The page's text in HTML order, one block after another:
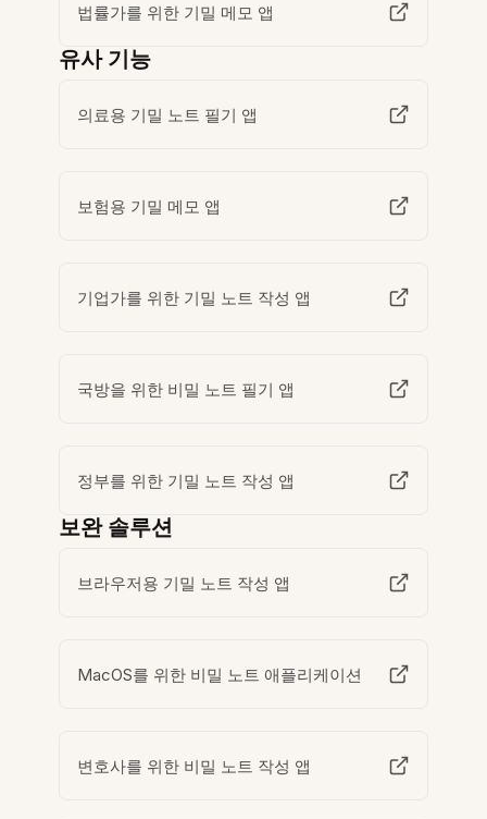
법률가를 위한 기밀 메모 앱
유사 기능
의료용 기밀 노트 필기 앱
보험용 기밀 메모 앱
기업가를 위한 기밀 노트 작성 앱
국방을 위한 비밀 노트 필기 앱
정부를 위한 기밀 노트 작성 앱
보완 솔루션
브라우저용 기밀 노트 작성 앱
MacOS를 위한 비밀 노트 애플리케이션
변호사를 위한 비밀 노트 작성 앱